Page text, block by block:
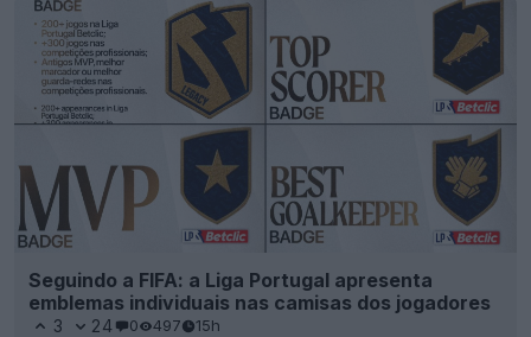
Seguindo a FIFA: a Liga Portugal apresenta
emblemas individuais nas camisas dos jogadores
3 24 0 497 15h